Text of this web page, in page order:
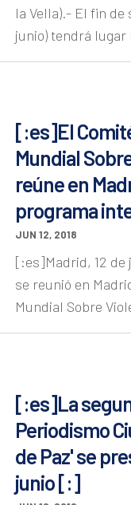
la Vella).- El fin de
junio) tendrá
[:es]El
Mundial
reúne en
programa
JUN 12, 2018
[:es]Madrid, 12 de
se reunió en
Mundial Sobre
[:es]La
Periodismo
de Paz' se
junio [:]